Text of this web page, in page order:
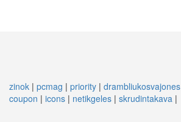
zinok | pcmag | priority | drambliukosvajones
coupon | icons | netikgeles | skrudintakava |